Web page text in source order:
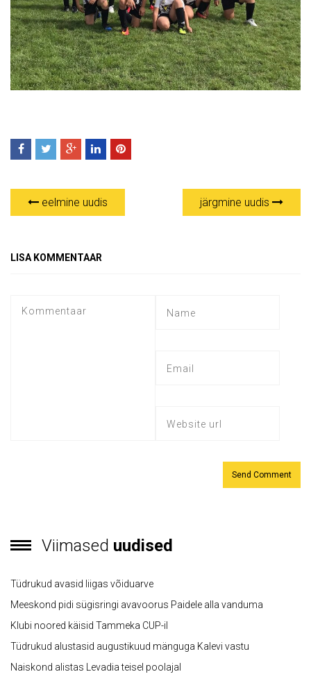
eelmine uudis järgmine uudis
LISA KOMMENTAAR
Viimased uudised
Tüdrukud avasid liigas võiduarve
Meeskond pidi sügisringi avavoorus Paidele alla vanduma
Klubi noored käisid Tammeka CUP-il
Tüdrukud alustasid augustikuud mänguga Kalevi vastu
Naiskond alistas Levadia teisel poolajal